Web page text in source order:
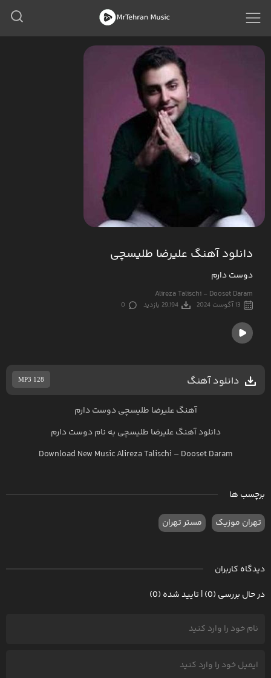
دانلود آهنگ علیرضا طلیسچی
دوست دارم
Alireza Talischi - Dooset Daram
13 آگوست 2024 29,194 بازدید 0
دانلود آهنگ MP3 128
آهنگ علیرضا طلیسچی دوست دارم
دانلود آهنگ علیرضا طلیسچی به نامدوست دارم
Download New MusicAlireza Talischi – Dooset Daram
برچسب ها
تهران موزیک مستر تهران
دیدگاه کاربران
در حال بررسی (0) | تایید شده (0)